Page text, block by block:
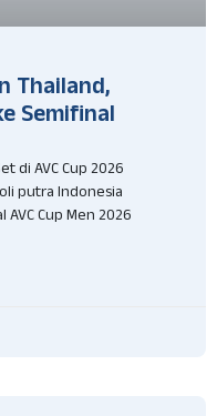
Thailand,
Semifinal
di AVC Cup 2026
putra Indonesia
Cup Men 2026